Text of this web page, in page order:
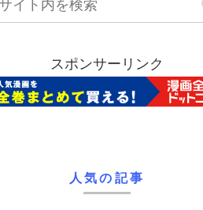
スポンサーリンク
人気の記事